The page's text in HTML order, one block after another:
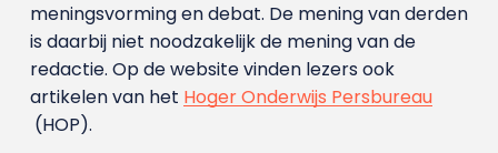
meningsvorming en debat. De mening van derden
is daarbij niet noodzakelijk de mening van de
redactie. Op de website vinden lezers ook
artikelen van het Hoger Onderwijs Persbureau
(HOP).